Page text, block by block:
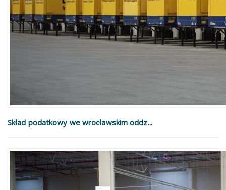
Skład podatkowy we wrocławskim oddz...